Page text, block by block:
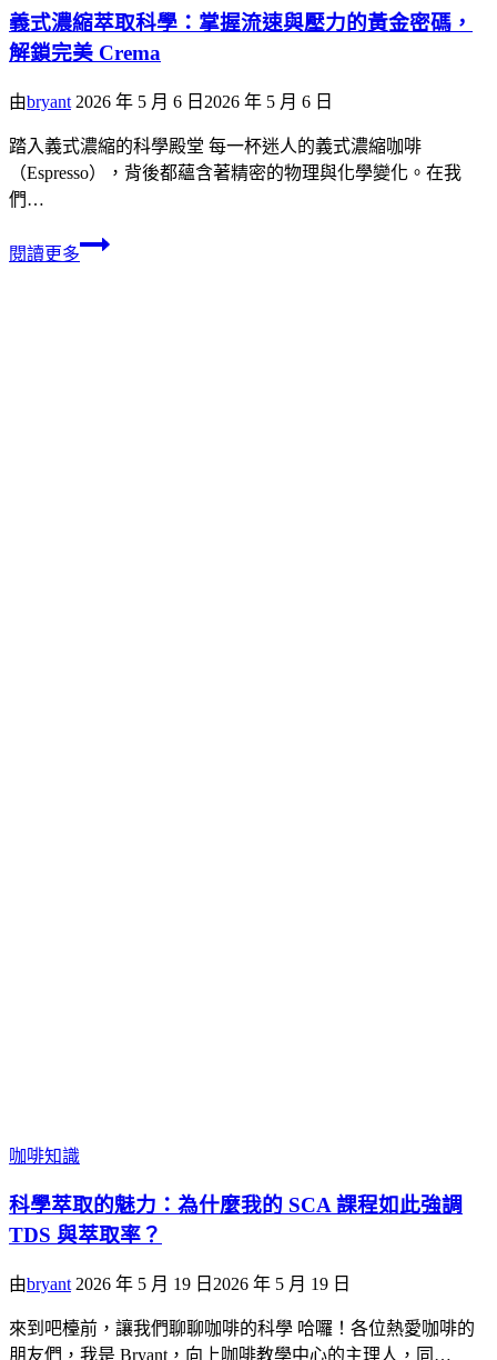
義式濃縮萃取科學：掌握流速與壓力的黃金密碼，
解鎖完美 Crema
由bryant 2026 年 5 月 6 日 2026 年 5 月 6 日
踏入義式濃縮的科學殿堂 每一杯迷人的義式濃縮咖啡
（Espresso），背後都蘊含著精密的物理與化學變化。在我
們…
閱讀更多
咖啡知識
科學萃取的魅力：為什麼我的 SCA 課程如此強調
TDS 與萃取率？
由bryant 2026 年 5 月 19 日 2026 年 5 月 19 日
來到吧檯前，讓我們聊聊咖啡的科學 哈囉！各位熱愛咖啡的
朋友們，我是 Bryant，向上咖啡教學中心的主理人，同…